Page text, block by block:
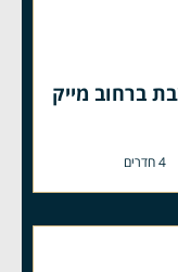
מעוצבת ברחוב מייק
4 חדרים